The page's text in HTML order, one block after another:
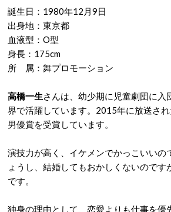
誕生日：1980年12月9日
出身地：東京都
血液型：O型
身長：175cm
所 属：舞プロモーション
高橋一生さんは、幼少期に児童劇団に入
界で活躍しています。2015年に放送さ
男優賞を受賞しています。
演技力が高く、イケメンでかっこいいの
ょうし、結婚してもおかしくないのです
です。
独身の理由として、恋愛よりも仕事を優